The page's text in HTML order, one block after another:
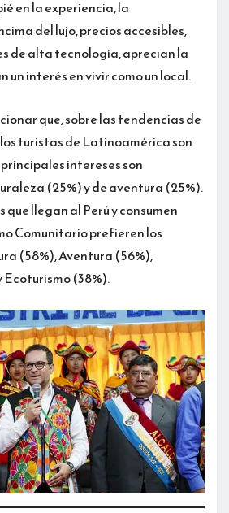
en la experiencia, la
del lujo, precios accesibles,
de alta tecnología, aprecian la
un interés en vivir como un local.
que, sobre las tendencias de
los turistas de Latinoamérica son
intereses son
(25%) y de aventura (25%).
llegan al Perú y consumen
Comunitario prefieren los
(58%), Aventura (56%),
(38%).